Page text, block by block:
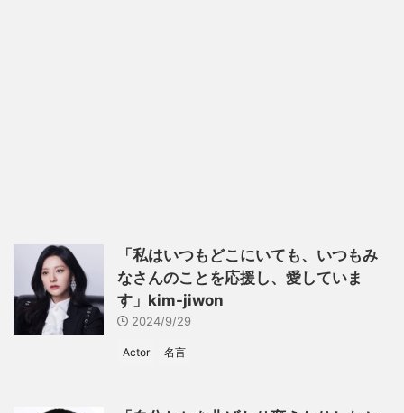
「私はいつもどこにいても、いつもみ
なさんのことを応援し、愛していま
す」kim-jiwon
2024/9/29
Actor 名言